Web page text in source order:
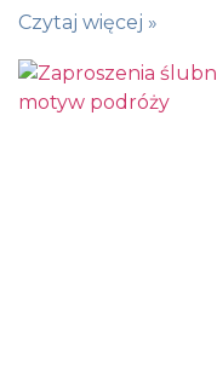
Czytaj więcej »